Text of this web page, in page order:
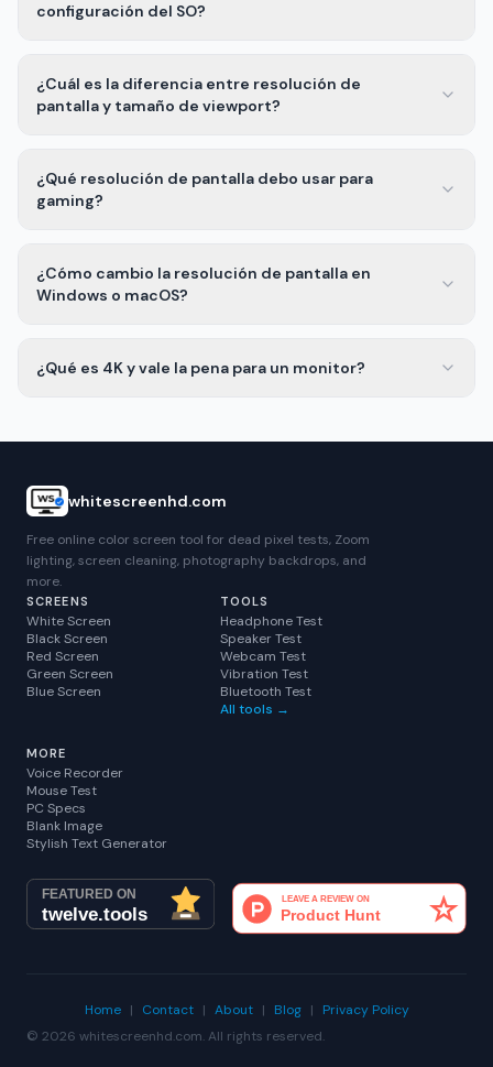
configuración del SO?
¿Cuál es la diferencia entre resolución de
pantalla y tamaño de viewport?
¿Qué resolución de pantalla debo usar para
gaming?
¿Cómo cambio la resolución de pantalla en
Windows o macOS?
¿Qué es 4K y vale la pena para un monitor?
whitescreenhd.com
Free online color screen tool for dead pixel tests, Zoom
lighting, screen cleaning, photography backdrops, and
more.
SCREENS
White Screen
Black Screen
Red Screen
Green Screen
Blue Screen
TOOLS
Headphone Test
Speaker Test
Webcam Test
Vibration Test
Bluetooth Test
All tools →
MORE
Voice Recorder
Mouse Test
PC Specs
Blank Image
Stylish Text Generator
Home | Contact | About | Blog |
Privacy Policy
© 2026 whitescreenhd.com. All rights reserved.